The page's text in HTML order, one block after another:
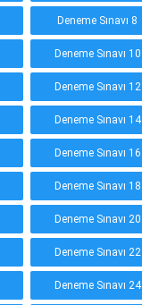
Deneme Sınavı 8
Deneme Sınavı 10
Deneme Sınavı 12
Deneme Sınavı 14
Deneme Sınavı 16
Deneme Sınavı 18
Deneme Sınavı 20
Deneme Sınavı 22
Deneme Sınavı 24